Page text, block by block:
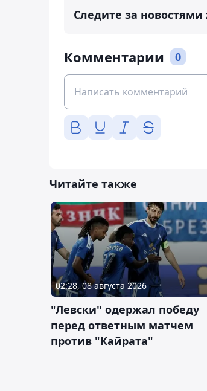
Следите за новостями
Комментарии 0
Читайте также
02:28, 08 августа 2026
"Левски" одержал победу
перед ответным матчем
против "Кайрата"